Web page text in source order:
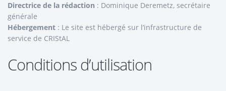
Directrice de la rédaction : Dominique Deremetz, secrétaire
générale
Hébergement : Le site est hébergé sur l’infrastructure de
service de CRIStAL
Conditions d’utilisation